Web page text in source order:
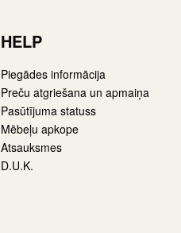
HELP
Piegādes informācija
Preču atgriešana un apmaiņa
Pasūtījuma statuss
Mēbeļu apkope
Atsauksmes
D.U.K.